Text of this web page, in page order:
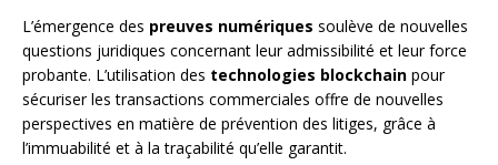
L’émergence des preuves numériques soulève de nouvelles
questions juridiques concernant leur admissibilité et leur force
probante. L’utilisation des technologies blockchain pour
sécuriser les transactions commerciales offre de nouvelles
perspectives en matière de prévention des litiges, grâce à
l’immuabilité et à la traçabilité qu’elle garantit.